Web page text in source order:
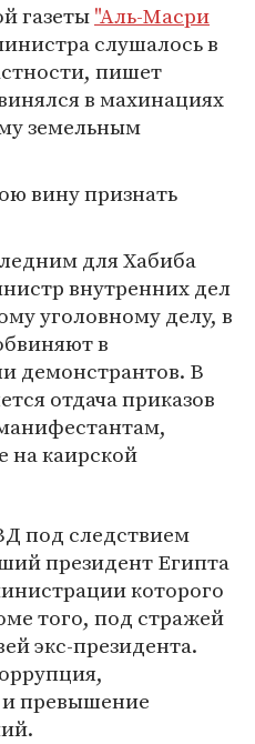
газеты"Аль-Масри
слушалось в
пишет
в махинациях
земельным
вину признать
для Хабиба
внутренних дел
уголовному делу, в
в
демонстрантов. В
отдача приказов
на каирской
под следствием
президент Египта
которого
того, под стражей
экс-президента.
и превышение